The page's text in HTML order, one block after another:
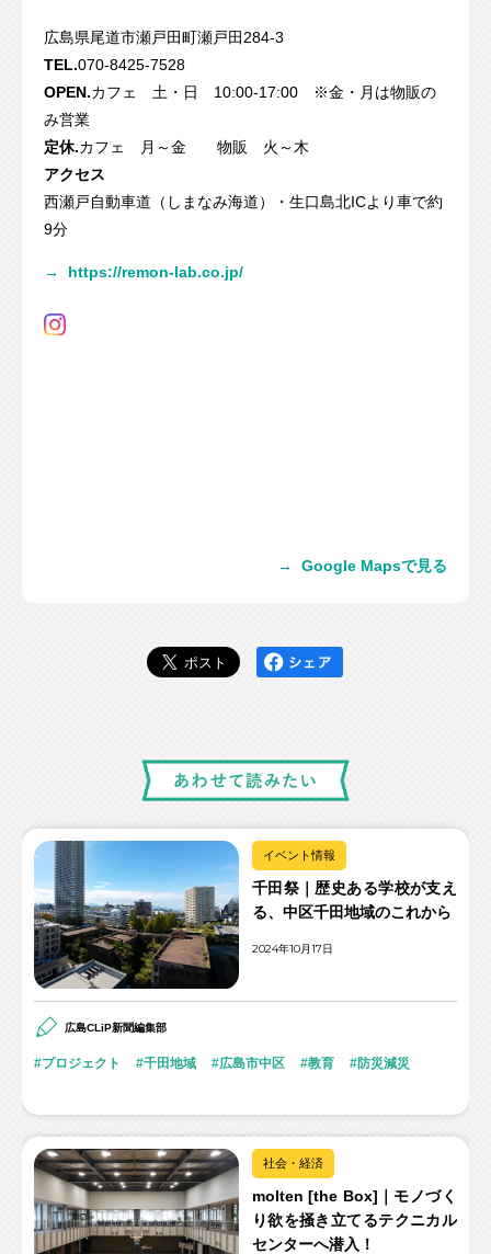
広島県尾道市瀬戸田町瀬戸田284-3
TEL.070-8425-7528
OPEN.カフェ 土・日 10:00-17:00 ※金・月は物販の
み営業
定休.カフェ 月～金 物販 火～木
アクセス
西瀬戸自動車道（しまなみ海道）・生口島北ICより車で約
9分
→ https://remon-lab.co.jp/
→ Google Mapsで見る
イベント情報
千田祭｜歴史ある学校が支え
る、中区千田地域のこれから
2024年10月17日
広島CLiP新聞編集部
プロジェクト 千田地域 広島市中区 教育 防災減災
社会・経済
molten [the Box]｜モノづく
り欲を掻き立てるテクニカル
センターへ潜入！